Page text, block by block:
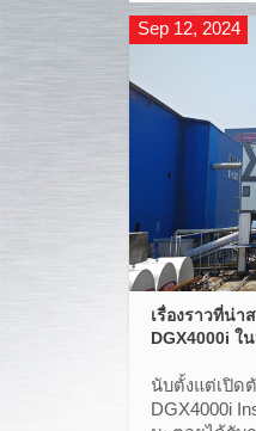
Sep 12, 2024
เรื่องราวที่น่า
DGX4000i
นับตั้งแต่เปิด
DGX4000i